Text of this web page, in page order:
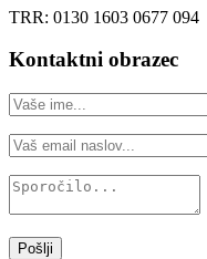
TRR: 0130 1603 0677 094
Kontaktni obrazec
Pošlji